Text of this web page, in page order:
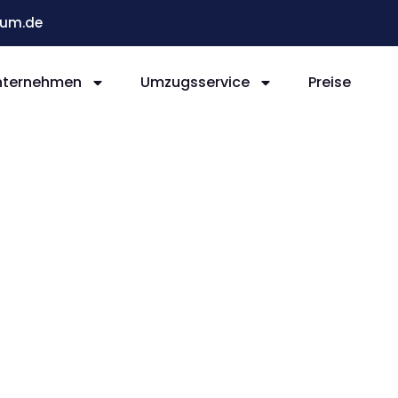
Umzugsservice Preise